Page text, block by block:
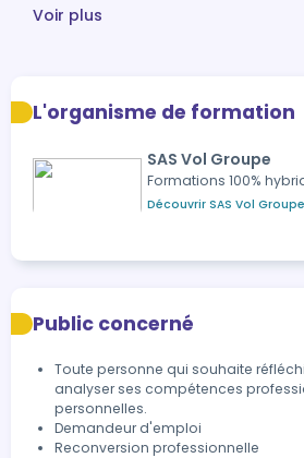
Voir plus
L'organisme de formation
SAS Vol Groupe
Formations 100%
Découvrir SAS Vol Groupe
Public concerné
Toute personne qui souhaite
analyser ses compétences
personnelles.
Demandeur d'emploi
Reconversion professionnelle